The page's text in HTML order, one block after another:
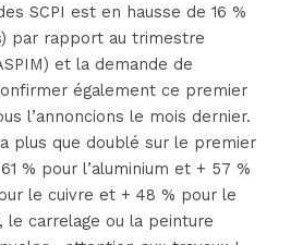
SCPI est en hausse de 16 %
par rapport au trimestre
et la demande de
également ce premier
l’annoncions le mois dernier.
plus que doublé sur le premier
% pour l’aluminium et + 57 %
le cuivre et + 48 % pour le
carrelage ou la peinture